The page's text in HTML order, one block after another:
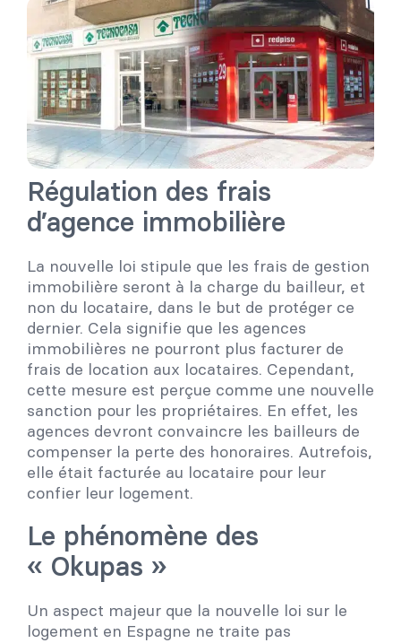
Régulation des frais
d’agence immobilière
La nouvelle loi stipule que les frais de gestion
immobilière seront à la charge du bailleur, et
non du locataire, dans le but de protéger ce
dernier. Cela signifie que les agences
immobilières ne pourront plus facturer de
frais de location aux locataires. Cependant,
cette mesure est perçue comme une nouvelle
sanction pour les propriétaires. En effet, les
agences devront convaincre les bailleurs de
compenser la perte des honoraires. Autrefois,
elle était facturée au locataire pour leur
confier leur logement.
Le phénomène des
« Okupas »
Un aspect majeur que la nouvelle loi sur le
logement en Espagne ne traite pas